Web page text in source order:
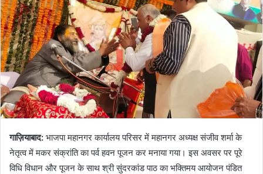
गाज़ियाबाद: भाजपा महानगर कार्यालय परिसर में महानगर अध्यक्ष संजीव शर्मा के
नेतृत्व में मकर संक्रांति का पर्व हवन पूजन कर मनाया गया। इस अवसर पर पूरे
विधि विधान और पूजन के साथ श्री सुंदरकांड पाठ का भक्तिमय आयोजन पंडित